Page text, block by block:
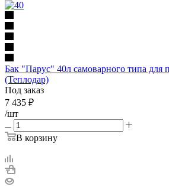
Бак "Парус" 40л самоварного типа для
(Теплодар)
Под заказ
7 435 ₽
/шт
В корзину